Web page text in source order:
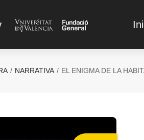
NARRATIVA EL ENIGMA DE LA